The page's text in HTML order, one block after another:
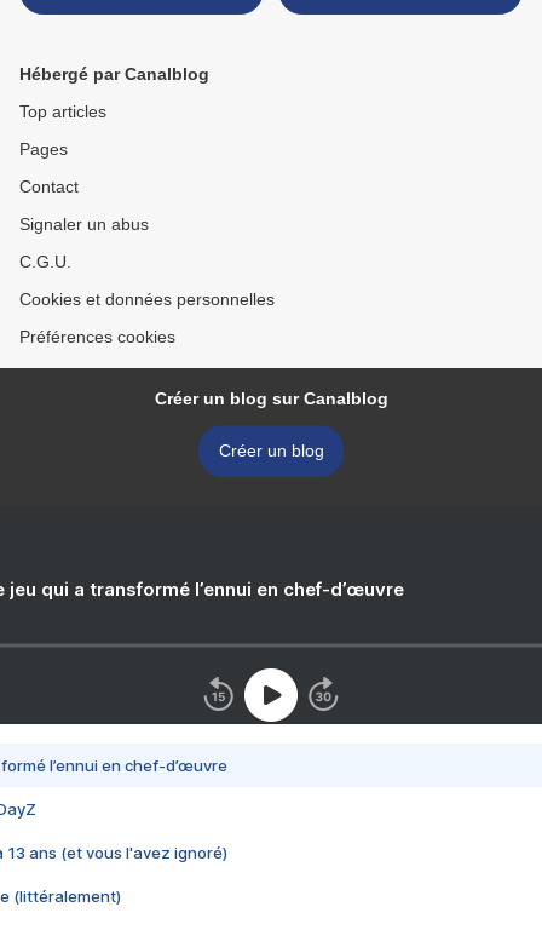
Hébergé par Canalblog
Top articles
Pages
Contact
Signaler un abus
C.G.U.
Cookies et données personnelles
Préférences cookies
Créer un blog sur Canalblog
Créer un blog
jeu qui a transformé l’ennui en chef-d’œuvre
l’ennui en chef-d’œuvre
13 ans (et vous l'avez ignoré)
(littéralement)